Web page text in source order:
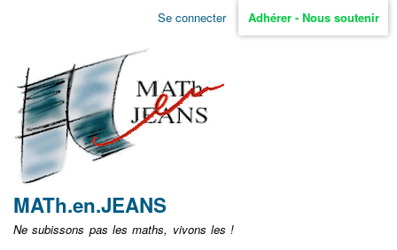
Aller
non
identifié
Se connecter Adhérer - Nous soutenir
MATh.en.JEANS
Ne subissons pas les maths, vivons les !